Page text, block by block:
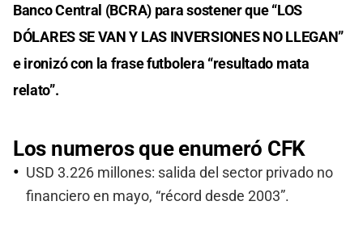
Banco Central (BCRA) para sostener que “LOS
DÓLARES SE VAN Y LAS INVERSIONES NO LLEGAN”
e ironizó con la frase futbolera “resultado mata
relato”.
Los numeros que enumeró CFK
USD 3.226 millones: salida del sector privado no
financiero en mayo, “récord desde 2003”.